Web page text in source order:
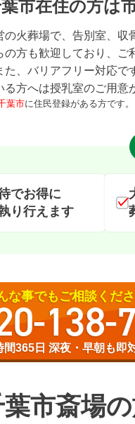
市在住の方は
の火葬場で、告別室、
の方も歓迎しており、
た、バリアフリー対応で
方へは授乳室のご用意
葉市に住民登録がある方です
でお得に
り行えます
な事でもご相談くだ
138-
間365日 深夜・早朝も即
市斎場